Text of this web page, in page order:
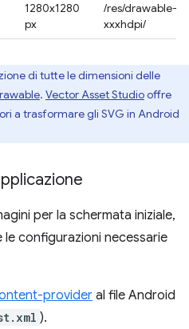
1280x1280
px
/res/drawable-
xxxhdpi/
di tutte le dimensioni delle
. Vector Asset Studiooffre
a trasformare gli SVG in Android
per la schermata iniziale,
configurazioni necessarie
provideral file Android
).